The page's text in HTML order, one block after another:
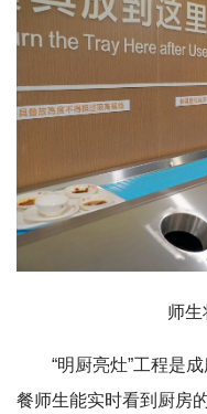
师生
“明厨亮灶”工程是
餐师生能实时看到厨房